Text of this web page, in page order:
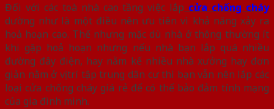
Đối với các toà nhà cao tầng việc lắp cửa chống cháy
dường như là một điều nên ưu tiên vì khả năng xảy ra
hoả hoạn cao. Thế nhưng mặc dù nhà ở thông thường ít
khi gặp hoả hoạn nhưng nếu nhà bạn lắp quá nhiều
đường đây điện, hay nằm kế nhiều nhà xưởng hay đơn
giản nằm ở vị trí tập trung dân cư thì bạn vẫn nên lắp các
loại cửa chống cháy giá rẻ để có thể bảo đảm tính mạng
của gia đình mình.